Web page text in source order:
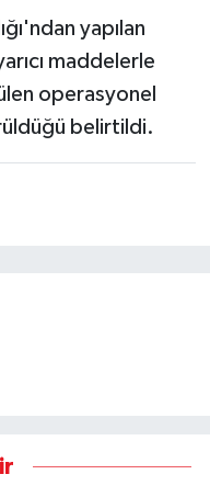
yapılan
maddelerle
operasyonel
belirtildi.